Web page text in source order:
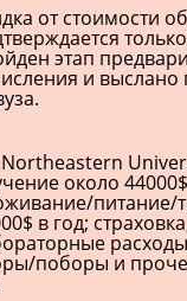
от стоимости
этап
и
Northeastern
около
питание/
в год;
поборы и